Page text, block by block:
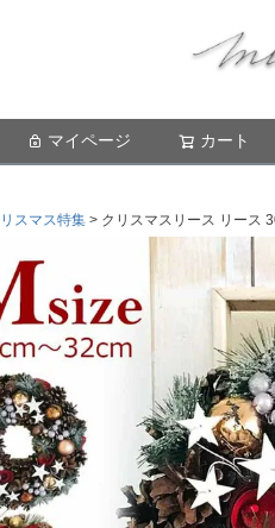
マイページ カート
スマス特集 クリスマスリース リース